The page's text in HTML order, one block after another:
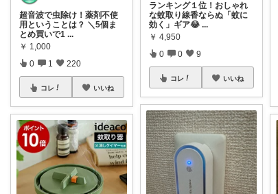
超音波で虫除け！薬剤不使
用ということは？ ＼5個ま
とめ買いで1 ...
￥ 1,000
0 1 220
コレ いいね
ランキング１位！おしゃれ
な蚊取り線香ならぬ「蚊に
効く」ギア😂...
￥ 4,950
0 0 9
コレ いいね